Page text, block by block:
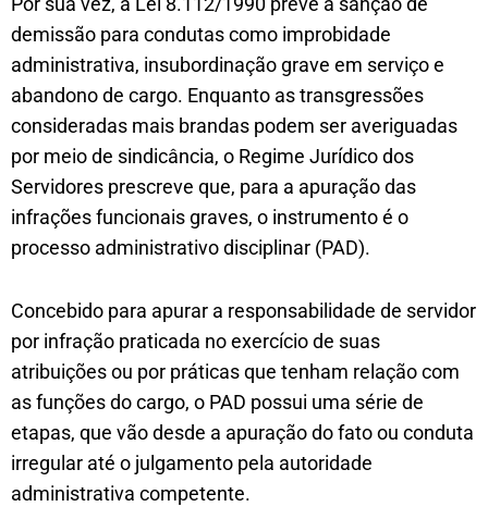
demissão para condutas como improbidade
administrativa, insubordinação grave em serviço e
abandono de cargo. Enquanto as transgressões
consideradas mais brandas podem ser averiguadas
por meio de sindicância, o Regime Jurídico dos
Servidores prescreve que, para a apuração das
infrações funcionais graves, o instrumento é o
processo administrativo disciplinar (PAD).
Concebido para apurar a responsabilidade de servidor
por infração praticada no exercício de suas
atribuições ou por práticas que tenham relação com
as funções do cargo, o PAD possui uma série de
etapas, que vão desde a apuração do fato ou conduta
irregular até o julgamento pela autoridade
administrativa competente.